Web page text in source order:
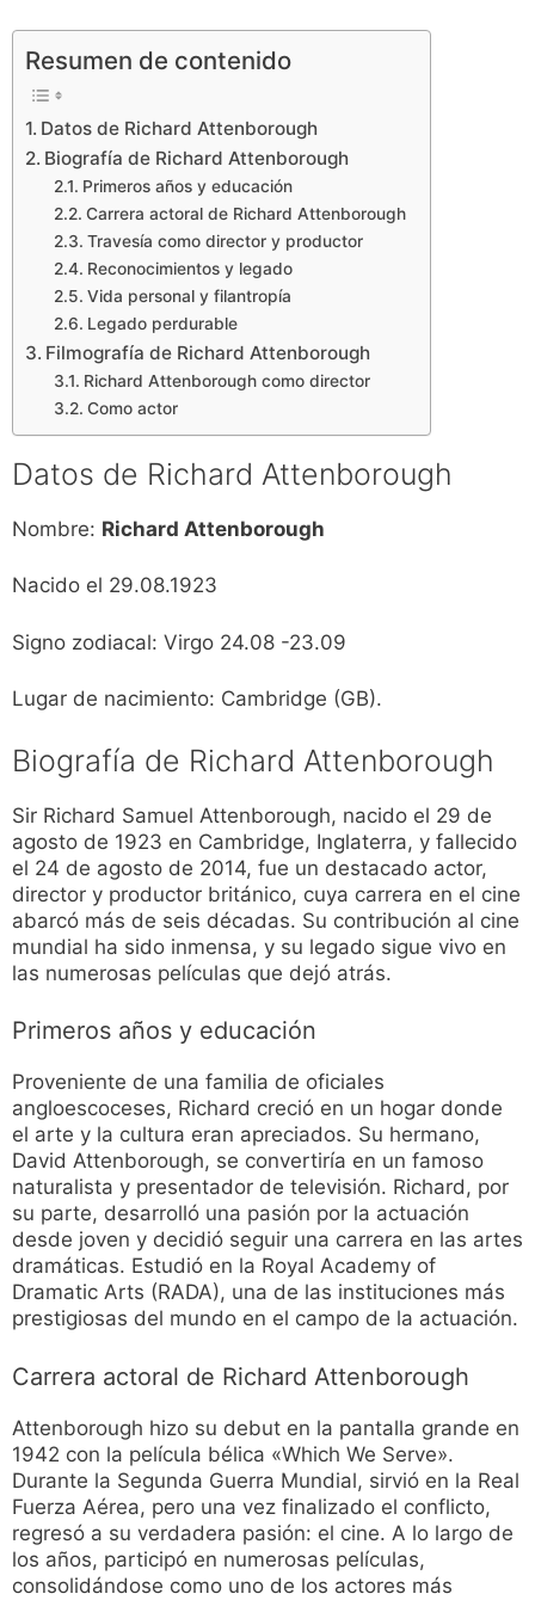
Resumen de contenido
Datos de Richard Attenborough
Biografía de Richard Attenborough
Primeros años y educación
Carrera actoral de Richard Attenborough
Travesía como director y productor
Reconocimientos y legado
Vida personal y filantropía
Legado perdurable
Filmografía de Richard Attenborough
Richard Attenborough como director
Como actor
Datos de Richard Attenborough
Nombre: Richard Attenborough
Nacido el 29.08.1923
Signo zodiacal: Virgo 24.08 -23.09
Lugar de nacimiento: Cambridge (GB).
Biografía de Richard Attenborough
Sir Richard Samuel Attenborough, nacido el 29 de
agosto de 1923 en Cambridge, Inglaterra, y fallecido
el 24 de agosto de 2014, fue un destacado actor,
director y productor británico, cuya carrera en el cine
abarcó más de seis décadas. Su contribución al cine
mundial ha sido inmensa, y su legado sigue vivo en
las numerosas películas que dejó atrás.
Primeros años y educación
Proveniente de una familia de oficiales
angloescoceses, Richard creció en un hogar donde
el arte y la cultura eran apreciados. Su hermano,
David Attenborough, se convertiría en un famoso
naturalista y presentador de televisión. Richard, por
su parte, desarrolló una pasión por la actuación
desde joven y decidió seguir una carrera en las artes
dramáticas. Estudió en la Royal Academy of
Dramatic Arts (RADA), una de las instituciones más
prestigiosas del mundo en el campo de la actuación.
Carrera actoral de Richard Attenborough
Attenborough hizo su debut en la pantalla grande en
1942 con la película bélica «Which We Serve».
Durante la Segunda Guerra Mundial, sirvió en la Real
Fuerza Aérea, pero una vez finalizado el conflicto,
regresó a su verdadera pasión: el cine. A lo largo de
los años, participó en numerosas películas,
consolidándose como uno de los actores más